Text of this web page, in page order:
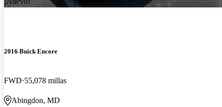
2016 Buick Encore
FWD 55,078 millas
Abingdon, MD